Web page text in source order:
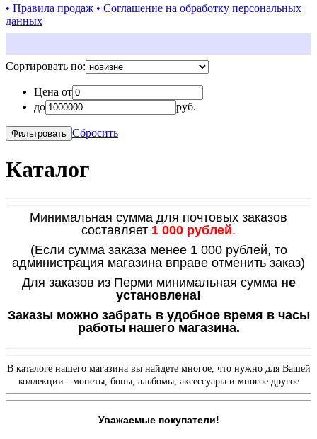
• Правила продаж • Соглашение на обработку персональных
данных
Сортировать по:
Цена от
до
руб.
Сбросить
Каталог
Минимальная сумма для почтовых заказов
составляет 1 000 рублей.
(Если сумма заказа менее 1 000 рублей, то
администрация магазина вправе отменить заказ)
Для заказов из Перми минимальная сумма не
установлена!
Заказы можно забрать в удобное время в часы
работы нашего магазина.
В каталоге нашего магазина вы найдете многое, что нужно для Вашей
коллекции - монеты, боны, альбомы, аксессуары и многое другое
Уважаемые покупатели!